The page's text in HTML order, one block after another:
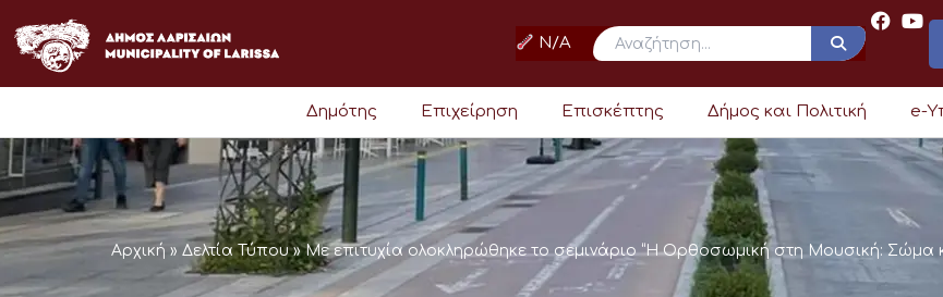
στο
περιεχόμενο
N/A
Δημότης Επιχείρηση Επισκέπτης Δήμος και Πολιτική e-
Αρχική » Δελτία Τύπου»Με επιτυχία ολοκληρώθηκε το σεμινάριο “Η Ορθοσωμική στη Μουσική: Σώμα